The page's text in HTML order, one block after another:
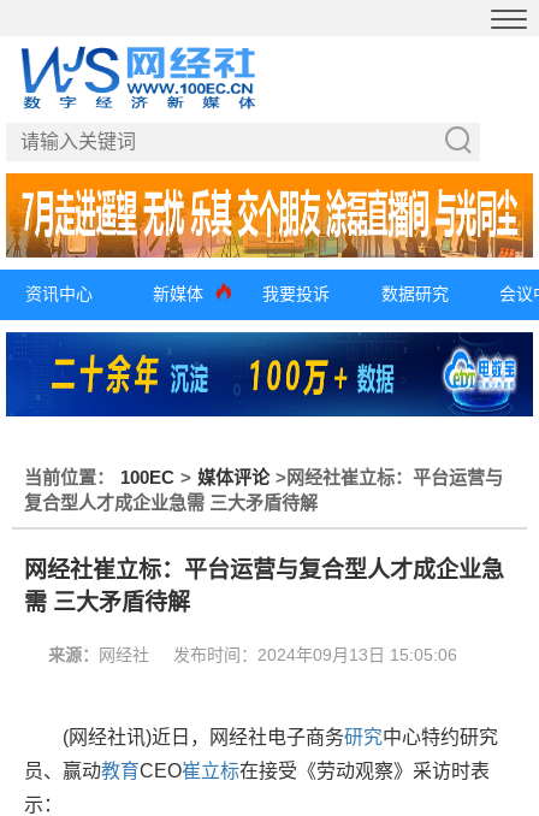
资讯中心 新媒体 我要投诉 数据研究 会议
当前位置： 100EC > 媒体评论 >网经社崔立标：平台运营与
复合型人才成企业急需 三大矛盾待解
网经社崔立标：平台运营与复合型人才成企业急
需 三大矛盾待解
来源： 网经社 发布时间： 2024年09月13日 15:05:06
(网经社讯)近日，网经社电子商务研究中心特约研究
员、赢动教育CEO崔立标在接受《劳动观察》采访时表
示：